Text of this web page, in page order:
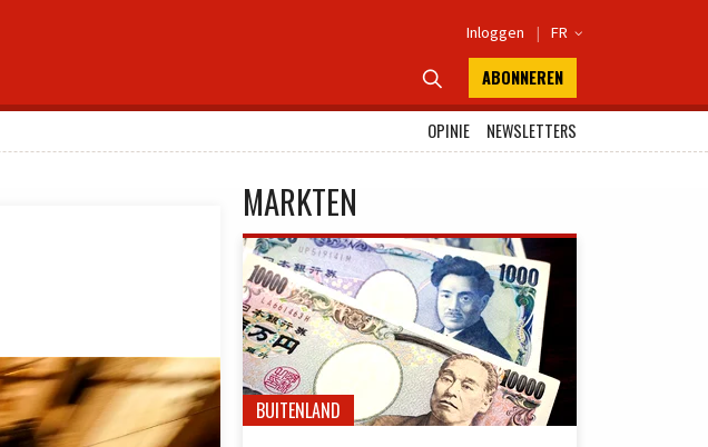
Inloggen | FR 
 ABONNEREN
OPINIE
NEWSLETTERS
MARKTEN
BUITENLAND